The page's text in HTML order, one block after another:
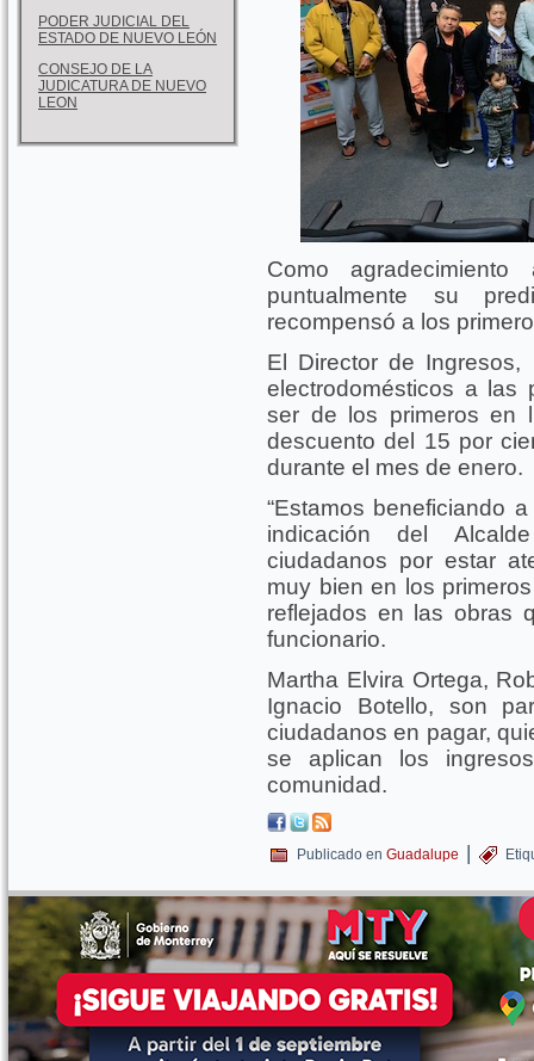
PODER JUDICIAL DEL
ESTADO DE NUEVO LEÓN
CONSEJO DE LA
JUDICATURA DE NUEVO
LEON
Como
puntualmente su
recompensó a los
El Director de Ingresos,
electrodomésticos a las
ser de los primeros en
descuento del 15 por
durante el mes de enero.
“Estamos beneficiando
indicación del
ciudadanos por estar
muy bien en los
reflejados en las obras
funcionario.
Martha Elvira Ortega,
Ignacio Botello, son
ciudadanos en pagar,
se aplican los
comunidad.
Publicado en Guadalupe |